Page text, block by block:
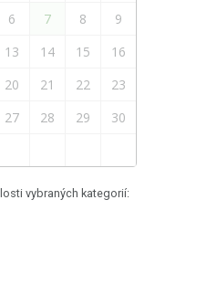
6 7 8
9
13 14 15
16
20 21 22
23
27 28 29
30
vybraných kategorií: